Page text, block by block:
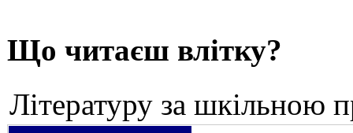
Що читаєш влітку?
Літературу за шкільною